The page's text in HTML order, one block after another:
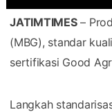
JATIMTIMES–
(MBG), standar
sertifikasi Good
​Langkah